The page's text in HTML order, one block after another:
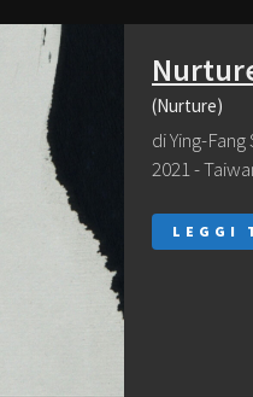
(Nurture)
di Ying-Fang
2021 -
LEGGI